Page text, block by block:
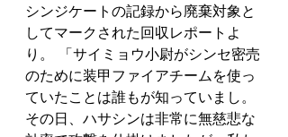
シンジケートの記録から廃棄対象と
してマークされた回収レポートよ
り。 「サイミョウ小尉がシンセ密売
のために装甲ファイアチームを使っ
ていたことは誰もが知っていまし。
その日、ハサシンは非常に無慈悲な